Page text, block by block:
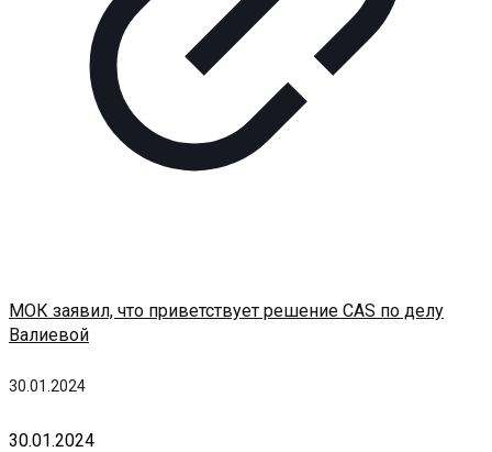
30.01.2024
МОК заявил, что приветствует решение CAS по делу
Валиевой
30.01.2024